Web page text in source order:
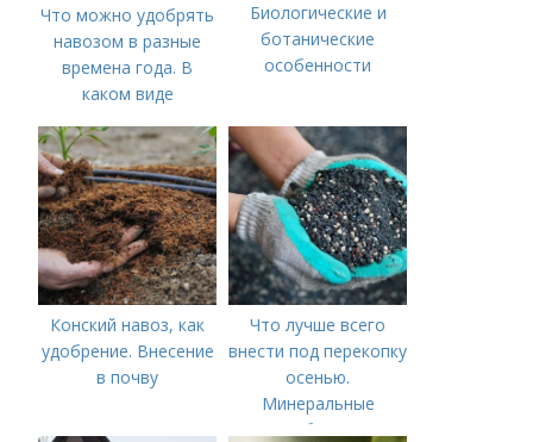
Что можно удобрять
навозом в разные
времена года. В
каком виде
Биологические и
ботанические
особенности
Конский навоз, как
удобрение. Внесение
в почву
Что лучше всего
внести под перекопку
осенью.
Минеральные
удобрения